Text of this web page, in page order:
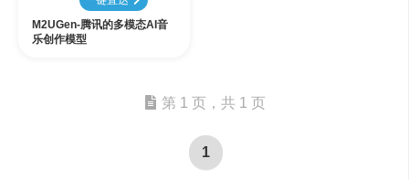
M2UGen-腾讯的多模态AI音
乐创作模型
第 1 页，共 1 页
1